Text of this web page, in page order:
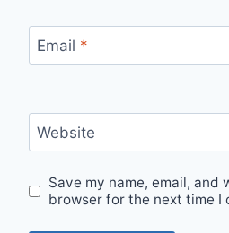
Email *
Website
Save my name, email, and
browser for the next time I